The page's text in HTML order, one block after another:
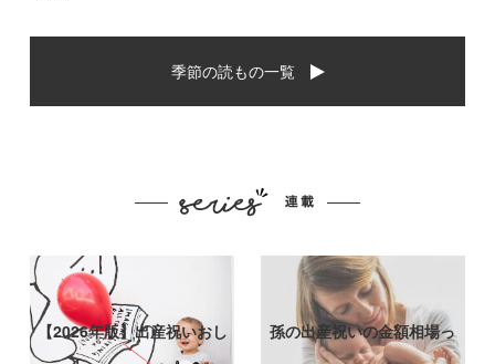
季節の読もの一覧
【2026年版】出産祝いおし
ゃれなプ…
孫の出産祝いの金額相場っ
て？出産祝い…